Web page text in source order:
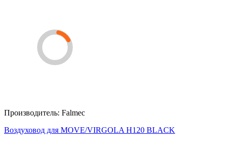
Производитель: Falmec
Воздуховод для MOVE/VIRGOLA H120 BLACK